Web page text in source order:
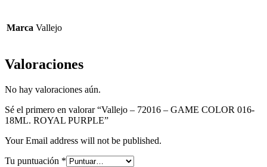
PURPLE
Marca Vallejo
Valoraciones
No hay valoraciones aún.
Sé el primero en valorar “Vallejo – 72016 – GAME COLOR 016-
18ML. ROYAL PURPLE”
Your Email address will not be published.
Tu puntuación *